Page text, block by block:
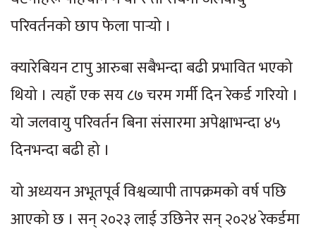
परिवर्तनको छाप फेला पार्‍यो ।
क्यारेबियन टापु आरुबा सबैभन्दा बढी प्रभावित भएको
थियो । त्यहाँ एक सय ८७ चरम गर्मी दिन रेकर्ड गरियो ।
यो जलवायु परिवर्तन बिना संसारमा अपेक्षाभन्दा ४५
दिनभन्दा बढी हो ।
यो अध्ययन अभूतपूर्व विश्वव्यापी तापक्रमको वर्ष पछि
आएको छ । सन् २०२३ लाई उछिनेर सन् २०२४ रेकर्डमा